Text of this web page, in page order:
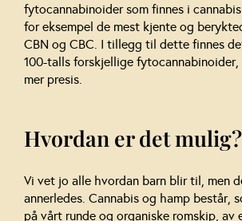
fytocannabinoider som finnes i
for eksempel de mest kjente og
CBN og CBC. I tillegg til dette finnes
100-talls forskjellige
mer presis.
Hvordan er det mulig?
Vi vet jo alle hvordan barn blir til, men
annerledes. Cannabis og hamp består,
på vårt runde og organiske romskip, av